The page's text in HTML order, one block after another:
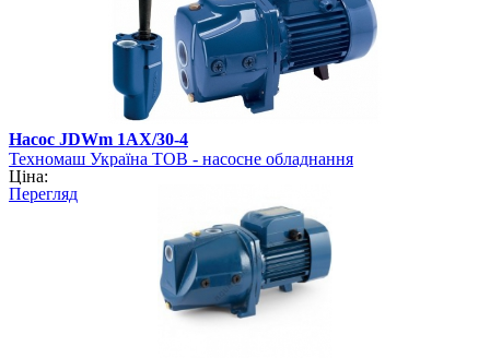
Насос JDWm 1AX/30-4
Техномаш Україна ТОВ - насосне обладнання
Ціна:
Перегляд